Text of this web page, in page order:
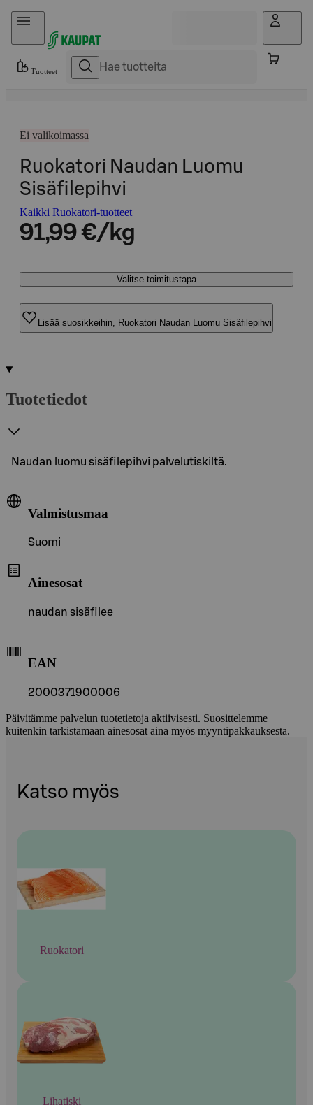
Hyppää sisältöön
Tuotteet
Ei valikoimassa
Ruokatori Naudan Luomu
Sisäfilepihvi
Kaikki Ruokatori-tuotteet
91,99 €/kg
Valitse toimitustapa
Lisää suosikkeihin, Ruokatori Naudan Luomu Sisäfilepihvi
Tuotetiedot
Naudan luomu sisäfilepihvi palvelutiskiltä.
Valmistusmaa
Suomi
Ainesosat
naudan sisäfilee
EAN
2000371900006
Päivitämme palvelun tuotetietoja aktiivisesti. Suosittelemme
kuitenkin tarkistamaan ainesosat aina myös myyntipakkauksesta.
Katso myös
Ruokatori
Lihatiski